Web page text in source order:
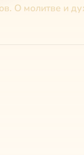
О молитве и